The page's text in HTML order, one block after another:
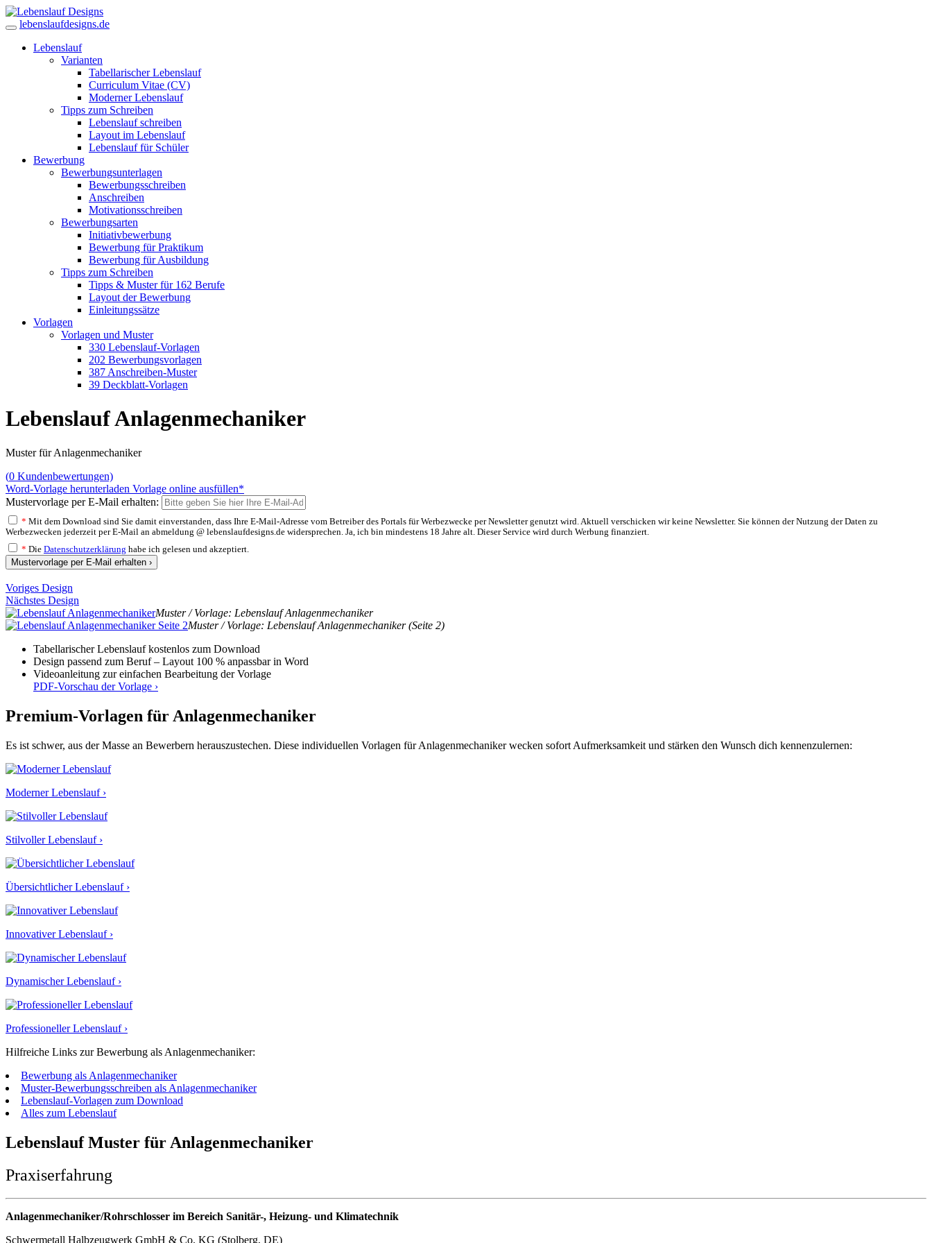
lebenslaufdesigns.de
Lebenslauf
Varianten
Tabellarischer Lebenslauf
Curriculum Vitae (CV)
Moderner Lebenslauf
Tipps zum Schreiben
Lebenslauf schreiben
Layout im Lebenslauf
Lebenslauf für Schüler
Bewerbung
Bewerbungsunterlagen
Bewerbungsschreiben
Anschreiben
Motivationsschreiben
Bewerbungsarten
Initiativbewerbung
Bewerbung für Praktikum
Bewerbung für Ausbildung
Tipps zum Schreiben
Tipps & Muster für 162 Berufe
Layout der Bewerbung
Einleitungssätze
Vorlagen
Vorlagen und Muster
330 Lebenslauf-Vorlagen
202 Bewerbungsvorlagen
387 Anschreiben-Muster
39 Deckblatt-Vorlagen
Lebenslauf Anlagenmechaniker
Muster für Anlagenmechaniker
(0 Kundenbewertungen)
Word-Vorlage herunterladen Vorlage online ausfüllen*
Mustervorlage per E-Mail erhalten:
* Mit dem Download sind Sie damit einverstanden, dass Ihre E-Mail-Adresse vom Betreiber des Portals für Werbezwecke per Newsletter genutzt wird. Aktuell verschicken wir keine Newsletter. Sie können der Nutzung der Daten zu
Werbezwecken jederzeit per E-Mail an abmeldung @ lebenslaufdesigns.de widersprechen. Ja, ich bin mindestens 18 Jahre alt. Dieser Service wird durch Werbung finanziert.
* Die Datenschutzerklärung habe ich gelesen und akzeptiert.
Mustervorlage per E-Mail erhalten ›
Voriges Design
Nächstes Design
Muster / Vorlage: Lebenslauf Anlagenmechaniker
Muster / Vorlage: Lebenslauf Anlagenmechaniker (Seite 2)
Tabellarischer Lebenslauf kostenlos zum Download
Design passend zum Beruf – Layout 100 % anpassbar in Word
Videoanleitung zur einfachen Bearbeitung der Vorlage
PDF-Vorschau der Vorlage ›
Premium-Vorlagen für Anlagenmechaniker
Es ist schwer, aus der Masse an Bewerbern herauszustechen. Diese individuellen Vorlagen für Anlagenmechaniker wecken sofort Aufmerksamkeit und stärken den Wunsch dich kennenzulernen:
Moderner Lebenslauf ›
Stilvoller Lebenslauf ›
Übersichtlicher Lebenslauf ›
Innovativer Lebenslauf ›
Dynamischer Lebenslauf ›
Professioneller Lebenslauf ›
Hilfreiche Links zur Bewerbung als Anlagenmechaniker:
Bewerbung als Anlagenmechaniker
Muster-Bewerbungsschreiben als Anlagenmechaniker
Lebenslauf-Vorlagen zum Download
Alles zum Lebenslauf
Lebenslauf Muster für Anlagenmechaniker
Praxiserfahrung
Anlagenmechaniker/Rohrschlosser im Bereich Sanitär-, Heizung- und Klimatechnik
Schwermetall Halbzeugwerk GmbH & Co. KG (Stolberg, DE)